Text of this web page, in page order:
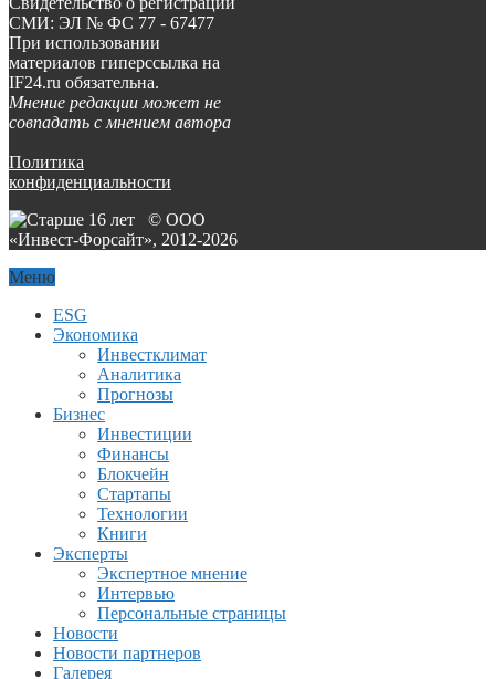
СМИ: ЭЛ № ФС 77 - 67477
При использовании
материалов гиперссылка на
IF24.ru обязательна.
Мнение редакции может не
совпадать с мнением автора
Политика
конфиденциальности
© ООО
«Инвест-Форсайт», 2012-2026
Меню
ESG
Экономика
Инвестклимат
Аналитика
Прогнозы
Бизнес
Инвестиции
Финансы
Блокчейн
Стартапы
Технологии
Книги
Эксперты
Экспертное мнение
Интервью
Персональные страницы
Новости
Новости партнеров
Галерея